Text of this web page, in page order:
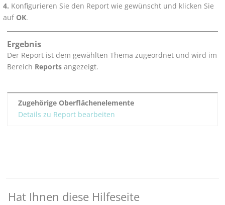
Konfigurieren Sie den Report wie gewünscht und klicken Sie
auf OK.
Ergebnis
Der Report ist dem gewählten Thema zugeordnet und wird im
Bereich Reports angezeigt.
Zugehörige Oberflächenelemente
Details zu Report bearbeiten
Hat Ihnen diese Hilfeseite